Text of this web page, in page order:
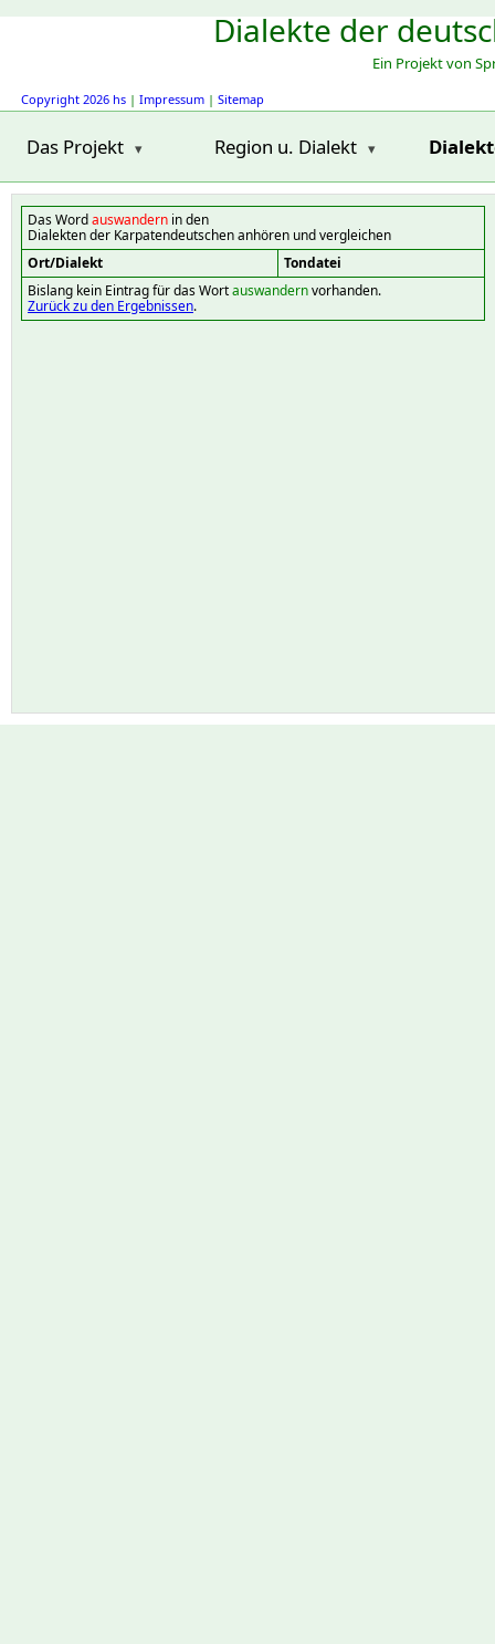
Dialekte der
Ein Projekt von
Copyright 2026 hs | Impressum | Sitemap
Das Projekt Region u. Dialekt
Das Wordauswandern in den
Dialekten der Karpatendeutschen anhören und vergleichen
Ort/Dialekt
Tondatei
Bislang kein Eintrag für das Wortauswandernvorhanden.
Zurück zu den Ergebnissen.